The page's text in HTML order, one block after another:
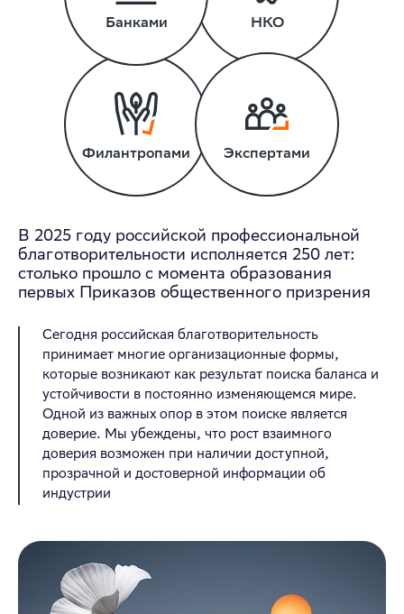
Банками НКО
Филантропами Экспертами
В 2025 году российской профессиональной
благотворительности исполняется 250 лет:
столько прошло с момента образования
первых Приказов общественного призрения
Сегодня российская благотворительность
принимает многие организационные формы,
которые возникают как результат поиска баланса и
устойчивости в постоянно изменяющемся мире.
Одной из важных опор в этом поиске является
доверие. Мы убеждены, что рост взаимного
доверия возможен при наличии доступной,
прозрачной и достоверной информации об
индустрии